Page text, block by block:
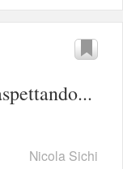
Nicola Sichi